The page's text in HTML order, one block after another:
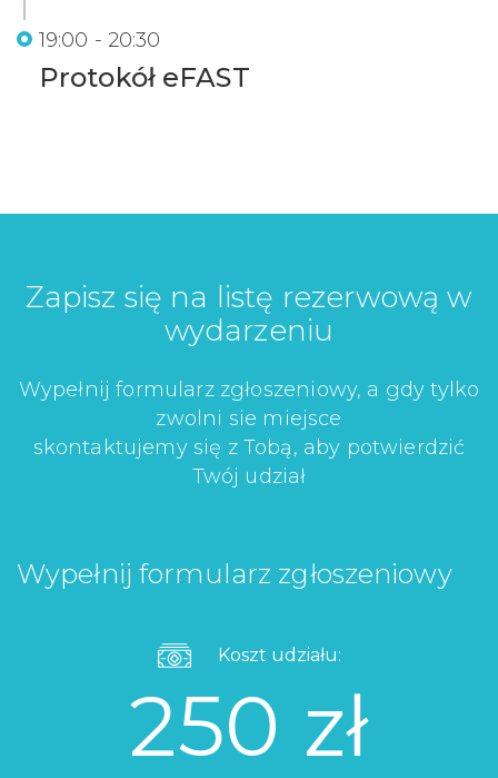
19:00 - 20:30
Protokół eFAST
Zapisz się na listę rezerwową w
wydarzeniu
Wypełnij formularz zgłoszeniowy, a gdy tylko
zwolni sie miejsce
skontaktujemy się z Tobą, aby potwierdzić
Twój udział
Wypełnij formularz zgłoszeniowy
Koszt udziału:
250 zł